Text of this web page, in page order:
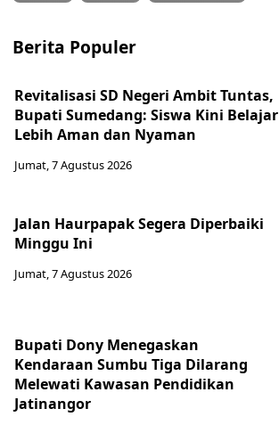
Berita Populer
Revitalisasi SD Negeri Ambit Tuntas,
Bupati Sumedang: Siswa Kini Belajar
Lebih Aman dan Nyaman
Jumat, 7 Agustus 2026
Jalan Haurpapak Segera Diperbaiki
Minggu Ini
Jumat, 7 Agustus 2026
Bupati Dony Menegaskan
Kendaraan Sumbu Tiga Dilarang
Melewati Kawasan Pendidikan
Jatinangor